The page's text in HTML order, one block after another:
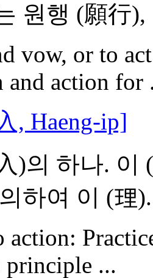
원행 (願行),
vow, or to
and action for
, Haeng-ip]
)의 하나. 이
하여 이 (理
action:
principle ...